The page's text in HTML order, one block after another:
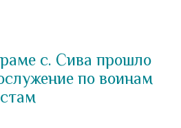
с. Сива прошло
по воинам